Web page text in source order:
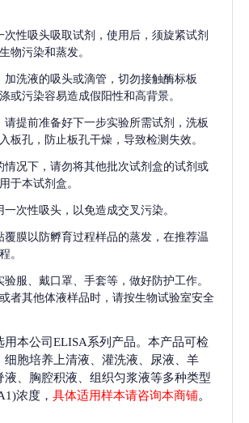
次性吸头吸取试剂，使用后，须旋紧试剂
物污染和蒸发。
加洗液的吸头或滴管，切勿接触酶标板
或污染容易造成假阳性和高背景。
请提前准备好下一步实验所需试剂，洗板
板孔，防止板孔干燥，导致检测失效。
情况下，请勿将其他批次试剂盒的试剂或
于本试剂盒。
次性吸头，以免造成交叉污染。
覆膜以防孵育过程样品的蒸发，在推荐温
。
验服、戴口罩、手套等，做好防护工作。
者其他体液样品时，请按生物试验室安全
用本公司ELISA系列产品。本产品可检
细胞培养上清液、灌洗液、尿液、羊
液、胸腔积液、组织匀浆液等多种类型
浓度， 具体适用样本请咨询本商铺。